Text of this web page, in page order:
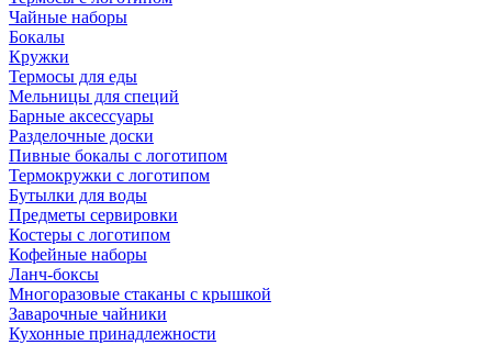
Чайные наборы
Бокалы
Кружки
Термосы для еды
Мельницы для специй
Барные аксессуары
Разделочные доски
Пивные бокалы с логотипом
Термокружки с логотипом
Бутылки для воды
Предметы сервировки
Костеры с логотипом
Кофейные наборы
Ланч-боксы
Многоразовые стаканы с крышкой
Заварочные чайники
Кухонные принадлежности